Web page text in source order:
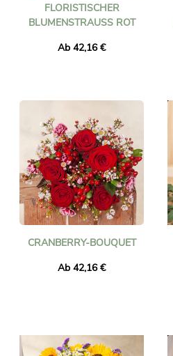
FLORISTISCHER
BLUMENSTRAUSS ROT
Ab 42,16 €
CRANBERRY-BOUQUET
Ab 42,16 €